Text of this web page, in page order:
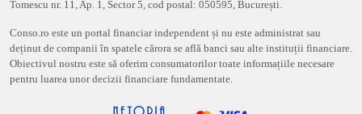
Tomescu nr. 11, Ap. 1, Sector 5, cod postal: 050595, București.
Conso.ro este un portal financiar independent și nu este administrat sau
deținut de companii în spatele cărora se află banci sau alte instituții financiare.
Obiectivul nostru este să oferim consumatorilor toate informațiile necesare
pentru luarea unor decizii financiare fundamentate.